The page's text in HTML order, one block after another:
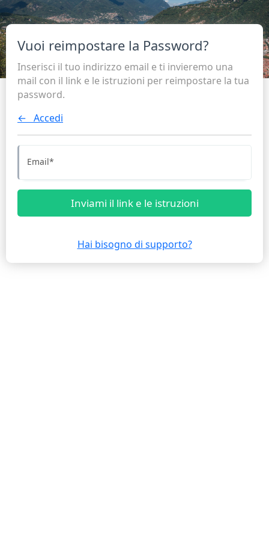
Vuoi reimpostare la Password?
Inserisci il tuo indirizzo email e ti invieremo una
mail con il link e le istruzioni per reimpostare la tua
password.
← Accedi
Email*
Inviami il link e le istruzioni
Hai bisogno di supporto?